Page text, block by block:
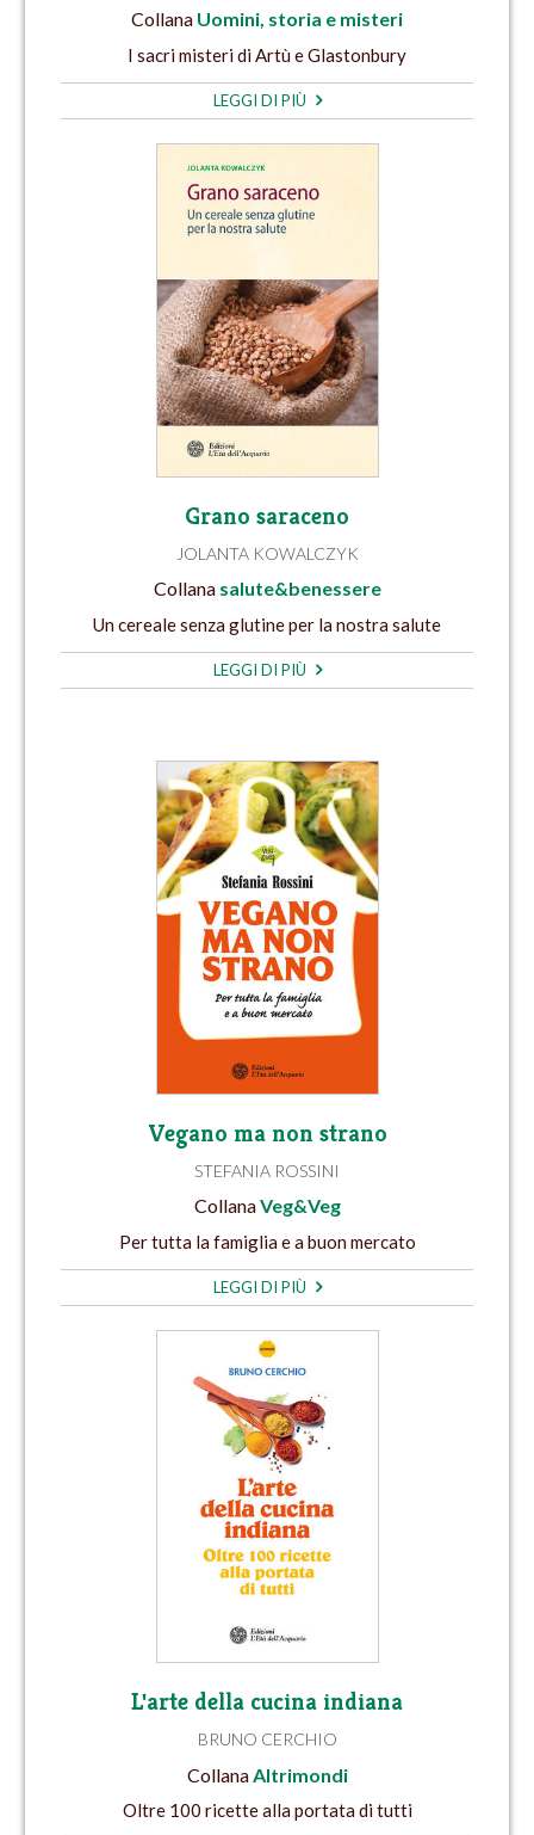
Collana Uomini, storia e misteri
I sacri misteri di Artù e Glastonbury
LEGGI DI PIÙ
Grano saraceno
JOLANTA KOWALCZYK
Collana salute&benessere
Un cereale senza glutine per la nostra salute
LEGGI DI PIÙ
Vegano ma non strano
STEFANIA ROSSINI
CollanaVeg&Veg
Per tutta la famiglia e a buon mercato
LEGGI DI PIÙ
L'arte della cucina indiana
BRUNO CERCHIO
CollanaAltrimondi
Oltre 100 ricette alla portata di tutti